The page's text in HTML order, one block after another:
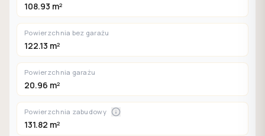
108.93 m²
Powierzchnia bez garażu
122.13 m²
Powierzchnia garażu
20.96 m²
Powierzchnia zabudowy
131.82 m²